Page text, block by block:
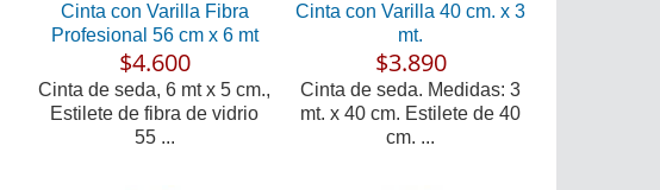
Cinta con Varilla Fibra
Profesional 56 cm x 6 mt
$4.600
Cinta de seda, 6 mt x 5 cm.,
Estilete de fibra de vidrio
55 ...
Cinta con Varilla 40 cm. x 3
mt.
$3.890
Cinta de seda. Medidas: 3
mt. x 40 cm. Estilete de 40
cm. ...